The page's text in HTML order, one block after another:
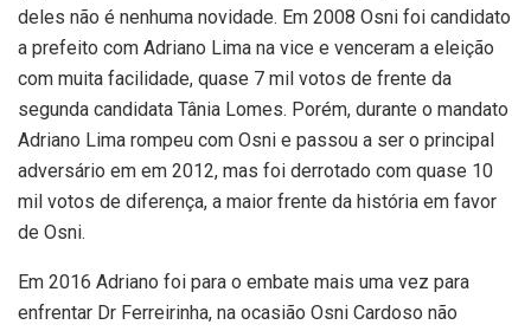
deles não é nenhuma novidade. Em 2008 Osni foi candidato
a prefeito com Adriano Lima na vice e venceram a eleição
com muita facilidade, quase 7 mil votos de frente da
segunda candidata Tânia Lomes. Porém, durante o mandato
Adriano Lima rompeu com Osni e passou a ser o principal
adversário em em 2012, mas foi derrotado com quase 10
mil votos de diferença, a maior frente da história em favor
de Osni.
Em 2016 Adriano foi para o embate mais uma vez para
enfrentar Dr Ferreirinha, na ocasião Osni Cardoso não